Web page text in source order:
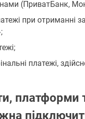
(ПриватБанк,
при отриманні
платежі,
платформи